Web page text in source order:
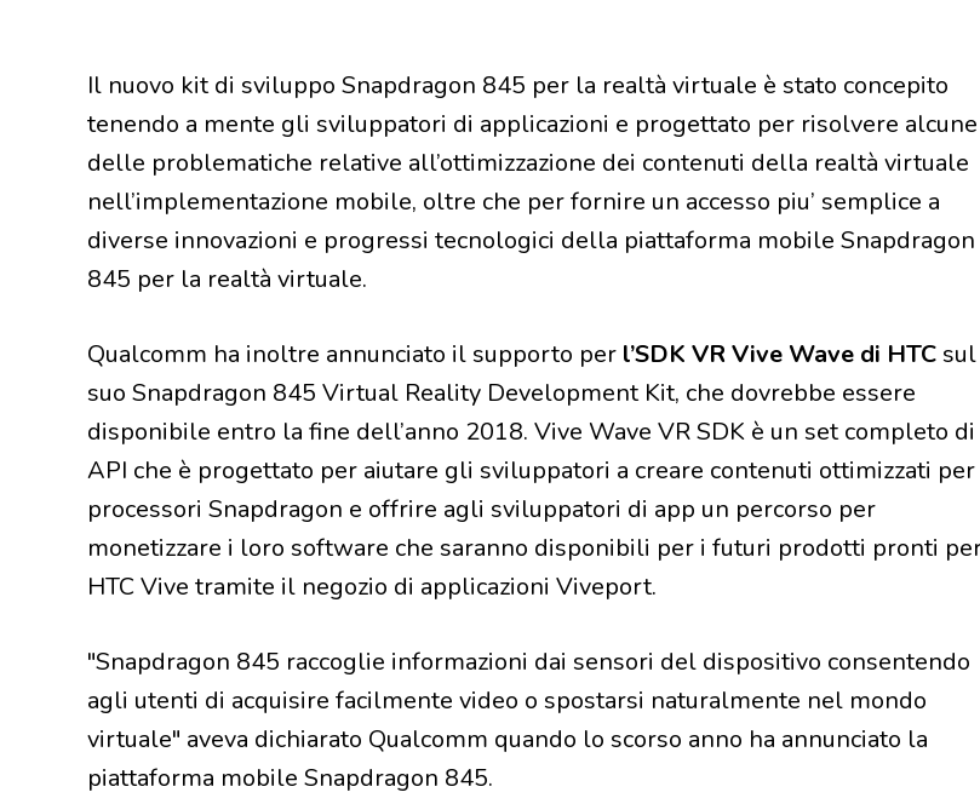
Il nuovo kit di sviluppo Snapdragon 845 per la realtà virtuale è stato concepito
tenendo a mente gli sviluppatori di applicazioni e progettato per risolvere alcune
delle problematiche relative all’ottimizzazione dei contenuti della realtà virtuale
nell’implementazione mobile, oltre che per fornire un accesso piu’ semplice a
diverse innovazioni e progressi tecnologici della piattaforma mobile Snapdragon
845 per la realtà virtuale.
Qualcomm ha inoltre annunciato il supporto per l’SDK VR Vive Wave di HTC sul
suo Snapdragon 845 Virtual Reality Development Kit, che dovrebbe essere
disponibile entro la fine dell’anno 2018. Vive Wave VR SDK è un set completo di
API che è progettato per aiutare gli sviluppatori a creare contenuti ottimizzati per
processori Snapdragon e offrire agli sviluppatori di app un percorso per
monetizzare i loro software che saranno disponibili per i futuri prodotti pronti
HTC Vive tramite il negozio di applicazioni Viveport.
"Snapdragon 845 raccoglie informazioni dai sensori del dispositivo consentendo
agli utenti di acquisire facilmente video o spostarsi naturalmente nel mondo
virtuale" aveva dichiarato Qualcomm quando lo scorso anno ha annunciato la
piattaforma mobile Snapdragon 845.